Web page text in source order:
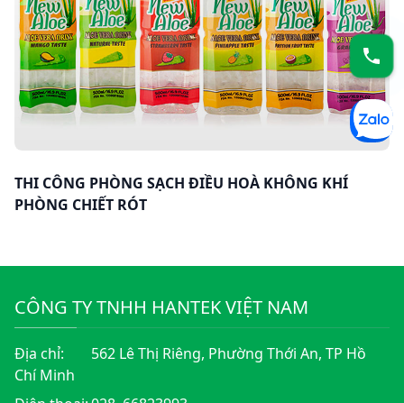
THI CÔNG PHÒNG SẠCH ĐIỀU HOÀ KHÔNG KHÍ
PHÒNG CHIẾT RÓT
CÔNG TY TNHH HANTEK VIỆT NAM
Địa chỉ:
562 Lê Thị Riêng, Phường Thới An, TP Hồ
Chí Minh